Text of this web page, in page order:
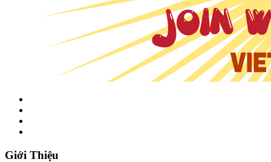
Giới Thiệu